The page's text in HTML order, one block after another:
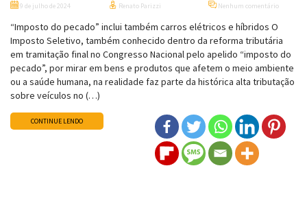
9 de julho de 2024 Renato Parizzi Nenhum comentário
“Imposto do pecado” inclui também carros elétricos e híbridos O
Imposto Seletivo, também conhecido dentro da reforma tributária
em tramitação final no Congresso Nacional pelo apelido “imposto do
pecado”, por mirar em bens e produtos que afetem o meio ambiente
ou a saúde humana, na realidade faz parte da histórica alta tributação
sobre veículos no (…)
CONTINUE LENDO